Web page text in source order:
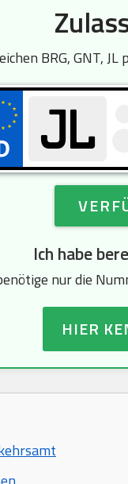
BRG, GNT,
Ich habe
nur die
HIER